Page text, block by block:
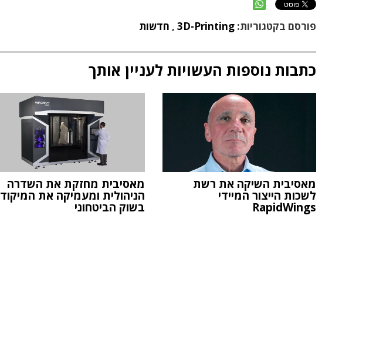
פורסם בקטגוריות: 3D-Printing
, חדשות
כתבות נוספות העשויות לעניין אותך
מאסיבית השיקה את רשת
לשכות הייצור המיידי
RapidWings
מאסיבית מחזקת את השדרה
הניהולית ומעמיקה את המיקוד
בשוק הביטחוני